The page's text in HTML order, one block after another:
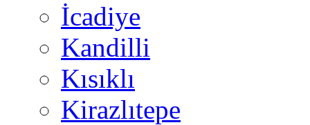
İcadiye
Kandilli
Kısıklı
Kirazlıtepe